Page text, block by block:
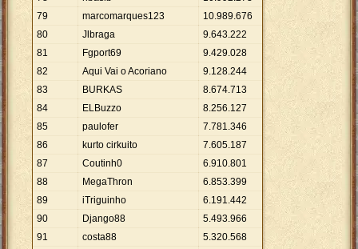
79
marcomarques123 10.989.676
80
Jlbraga 9.643.222
81
Fgport69 9.429.028
82
Aqui Vai o Acoriano 9.128.244
83
BURKAS 8.674.713
84
ELBuzzo 8.256.127
85
paulofer 7.781.346
86
kurto cirkuito 7.605.187
87
Coutinh0 6.910.801
88
MegaThron 6.853.399
89
iTriguinho 6.191.442
90
Django88 5.493.966
91
costa88 5.320.568